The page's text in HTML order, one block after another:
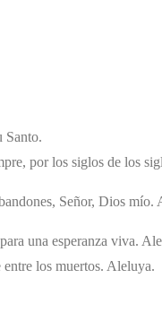
Santo.
por los siglos de los
Señor, Dios mío.
una esperanza viva.
los muertos. Aleluya.